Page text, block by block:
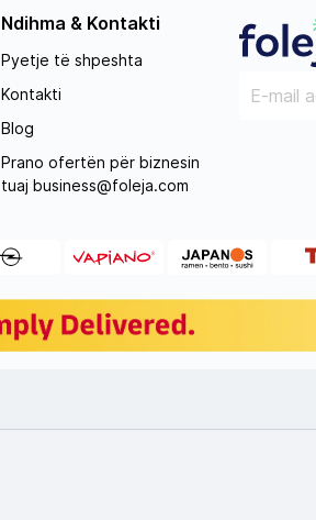
Ndihma & Kontakti
Pyetje të shpeshta
Kontakti
Blog
Prano ofertën për biznesin
tuaj business@foleja.com